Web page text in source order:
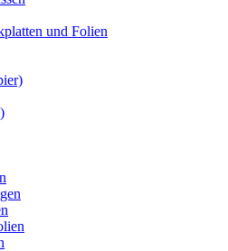
und Folien